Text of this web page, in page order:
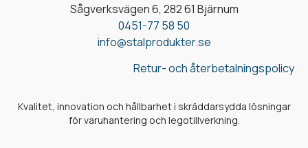
Sågverksvägen 6, 282 61 Bjärnum
0451-77 58 50
info@stalprodukter.se
Retur- och återbetalningspolicy
Kvalitet, innovation och hållbarhet i skräddarsydda lösningar
för varuhantering och legotillverkning.